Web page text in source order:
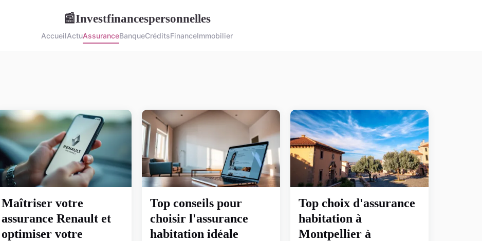
📰Investfinancespersonnelles
AccueilActuAssuranceBanqueCréditsFinanceImmobilier
Maîtriser votre
assurance Renault et
optimiser votre
Top conseils pour
choisir l'assurance
habitation idéale
Top choix d'assurance
habitation à
Montpellier à